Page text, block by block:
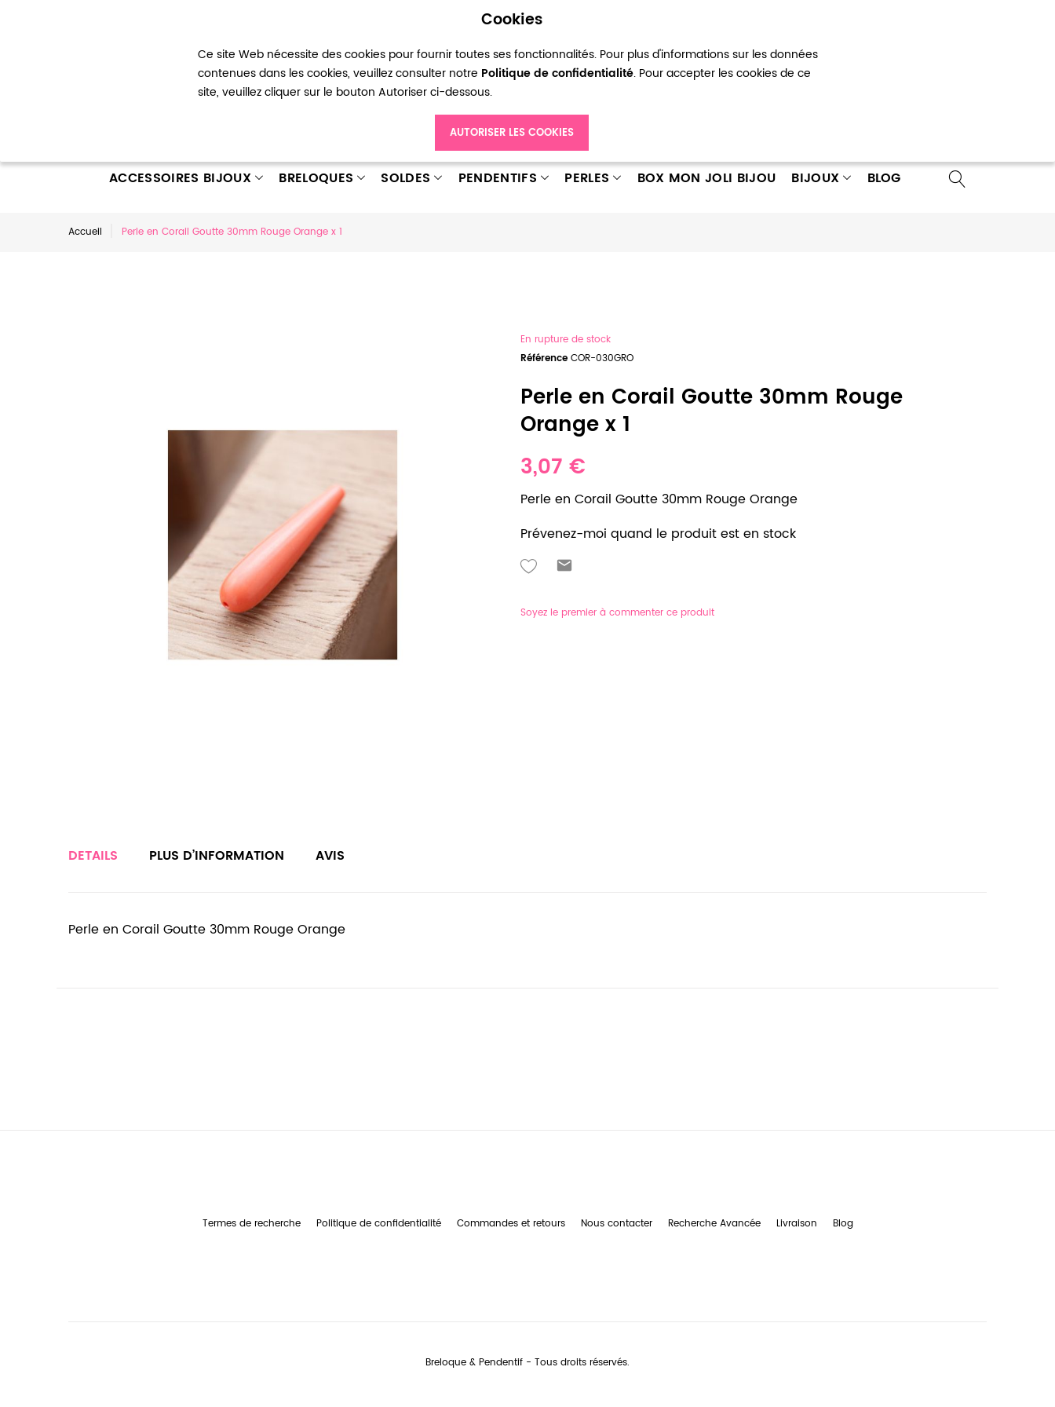
Cookies
Ce site Web nécessite des cookies pour fournir toutes ses fonctionnalités. Pour plus d'informations sur les données
contenues dans les cookies, veuillez consulter notre Politique de confidentialité. Pour accepter les cookies de ce
site, veuillez cliquer sur le bouton Autoriser ci-dessous.
AUTORISER LES COOKIES
Mon compte Ma liste d’envies Connexion Créer un compte
ACCESSOIRES BIJOUX BRELOQUES SOLDES PENDENTIFS PERLES BOX MON JOLI BIJOU BIJOUX BLOG
Accueil Perle en Corail Goutte 30mm Rouge Orange x 1
En rupture de stock
Référence COR-030GRO
Perle en Corail Goutte 30mm Rouge
Orange x 1
3,07 €
Perle en Corail Goutte 30mm Rouge Orange
Prévenez-moi quand le produit est en stock
Soyez le premier à commenter ce produit
DETAILS
Perle en Corail Goutte 30mm Rouge Orange
PLUS D’INFORMATION AVIS
Termes de recherche Politique de confidentialité Commandes et retours Nous contacter Recherche Avancée Livraison Blog
Breloque & Pendentif - Tous droits réservés.